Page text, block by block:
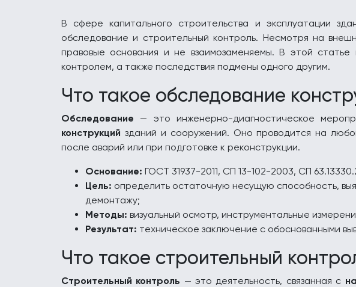
В сфере капитального строительства и эксплуатации
обследование и строительный контроль. Несмотря на
правовые основания и не взаимозаменяемы. В этой
контролем, а также последствия подмены одного другим.
Что такое обследование
Обследование — это инженерно-диагностическое
конструкций зданий и сооружений. Оно проводится на
после аварий или при подготовке к реконструкции.
Основание: ГОСТ 31937-2011, СП 13-102-2003, СП
Цель: определить остаточную несущую способность,
демонтажу;
Методы: визуальный осмотр, инструментальные
Результат: техническое заключение с обоснованными
Что такое строительный
Строительный контроль — это деятельность, связанная с